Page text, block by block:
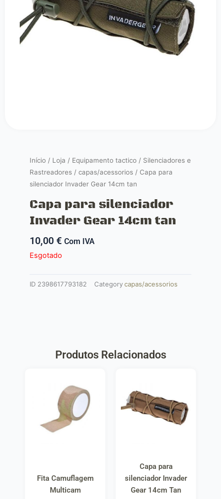
Início / Loja / Equipamento tactico / Silenciadores e
Rastreadores / capas/acessorios / Capa para
silenciador Invader Gear 14cm tan
Capa para silenciador
Invader Gear 14cm tan
10,00 € Com IVA
Esgotado
ID 2398617793182 Categorycapas/acessorios
Produtos Relacionados
Fita Camuflagem
Multicam
Capa para
silenciador Invader
Gear 14cm Tan